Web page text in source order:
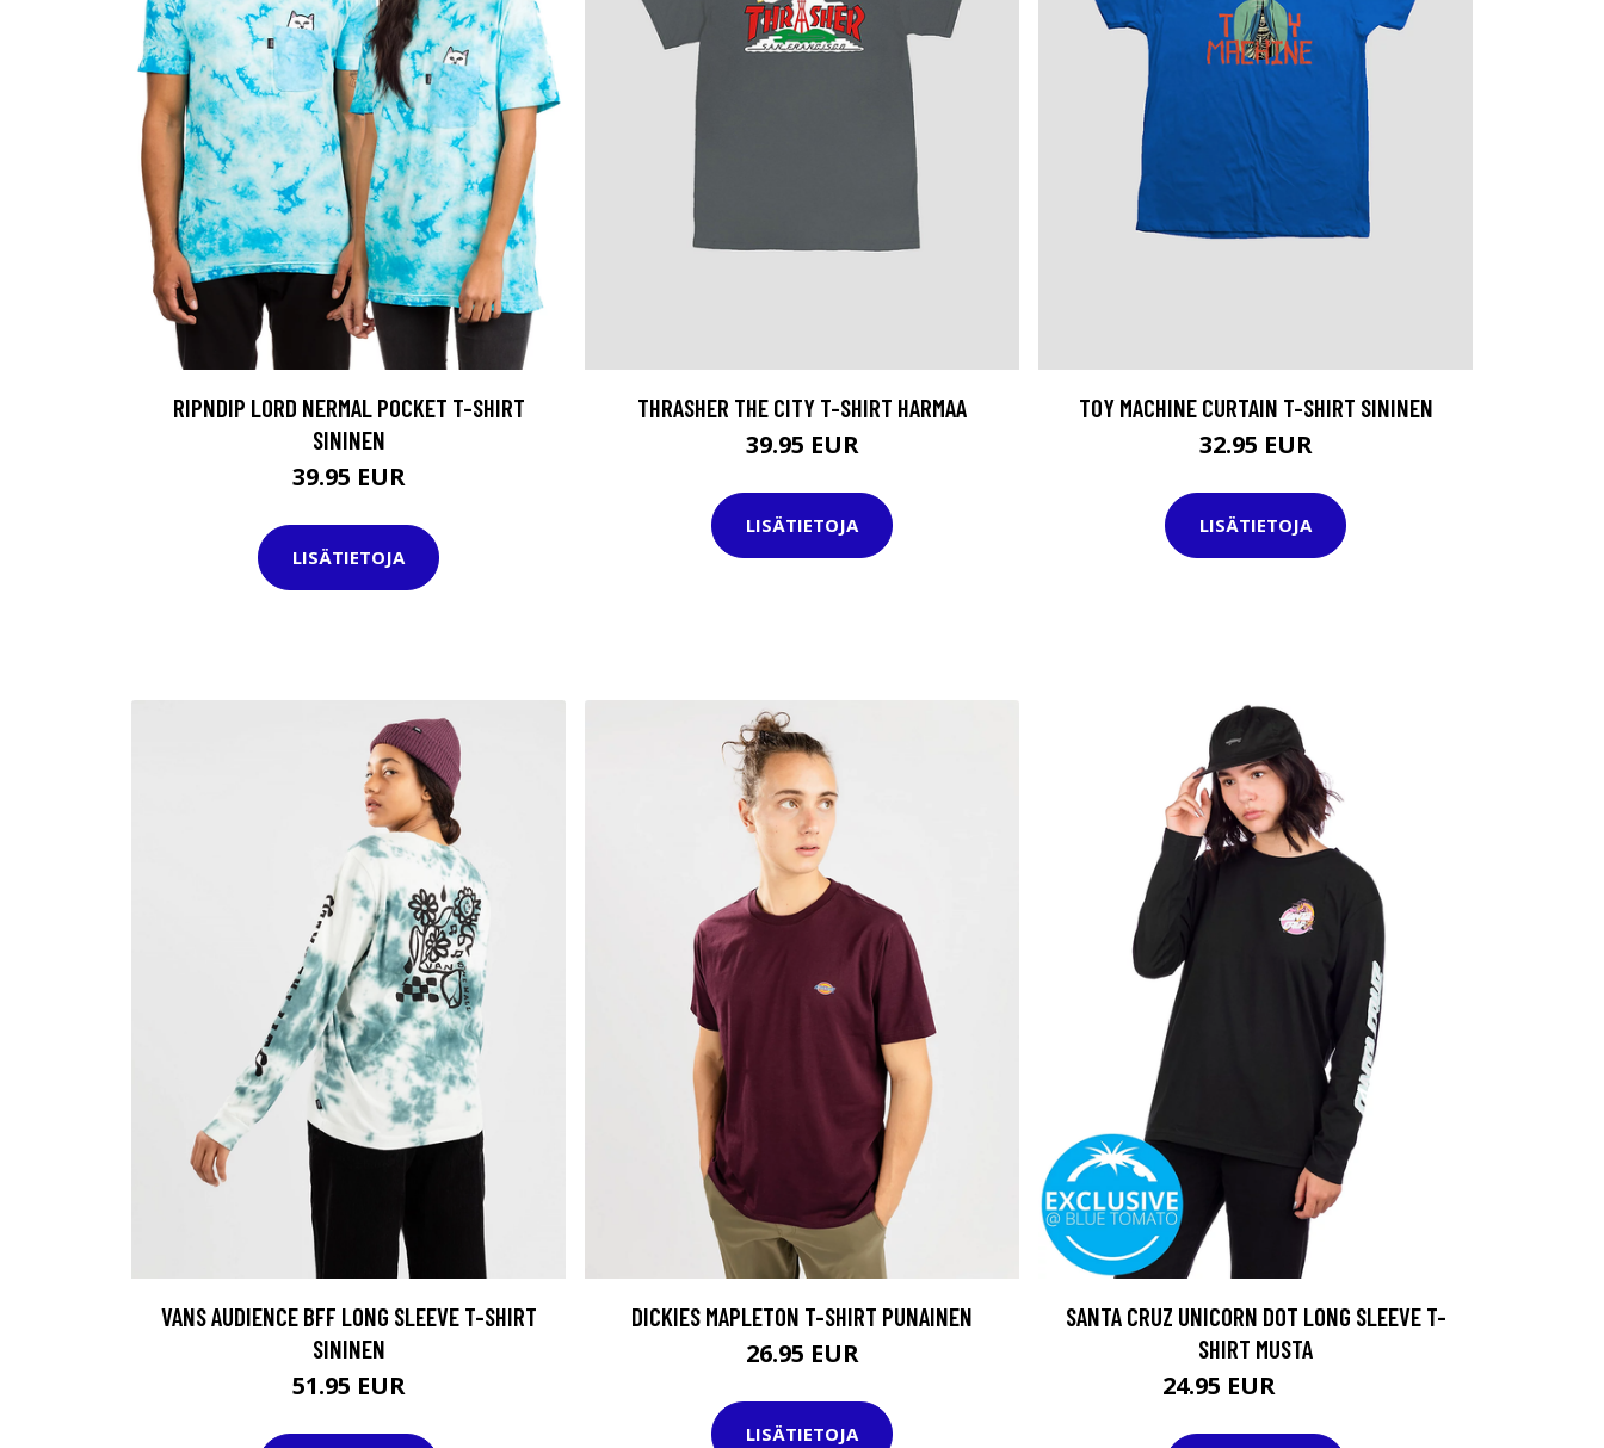
RIPNDIP LORD NERMAL POCKET T-SHIRT
SININEN
39.95 EUR
LISÄTIETOJA
THRASHER THE CITY T-SHIRT HARMAA
39.95 EUR
LISÄTIETOJA
TOY MACHINE CURTAIN T-SHIRT SININEN
32.95 EUR
LISÄTIETOJA
VANS AUDIENCE BFF LONG SLEEVE T-SHIRT
SININEN
51.95 EUR
DICKIES MAPLETON T-SHIRT PUNAINEN
26.95 EUR
LISÄTIETOJA
SANTA CRUZ UNICORN DOT LONG SLEEVE T-
SHIRT MUSTA
24.95 EUR